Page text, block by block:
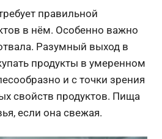
правильной
в нём. Особенно важно
Разумный выход в
продукты в умеренном
и с точки зрения
свойств продуктов. Пища
если она свежая.